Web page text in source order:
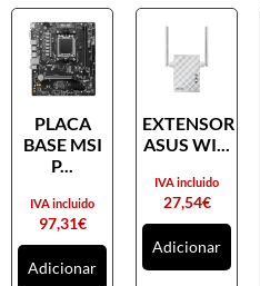
PLACA
BASE MSI
P...
97,31€
IVA incluido
Adicionar
EXTENSOR
ASUS WI...
27,54€
IVA incluido
Adicionar